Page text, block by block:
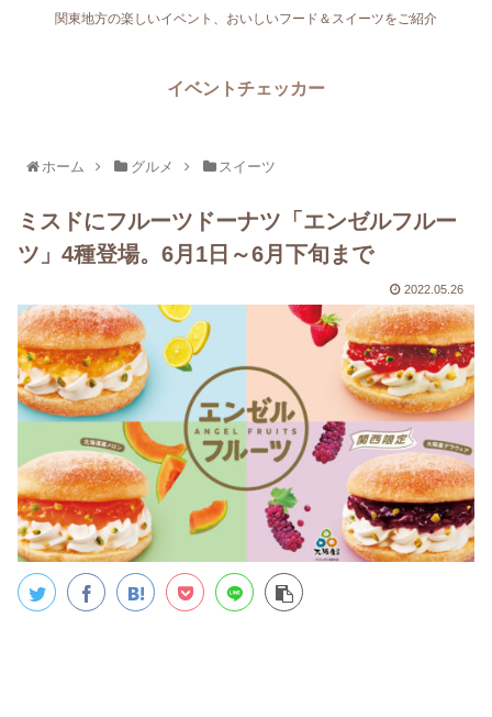
関東地方の楽しいイベント、おいしいフード＆スイーツをご紹介
イベントチェッカー
ホーム グルメ スイーツ
ミスドにフルーツドーナツ「エンゼルフルー
ツ」4種登場。6月1日～6月下旬まで
2022.05.26